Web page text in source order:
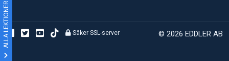
ALLA LEKTIONER © 2026 EDDLER AB
Säker SSL-server